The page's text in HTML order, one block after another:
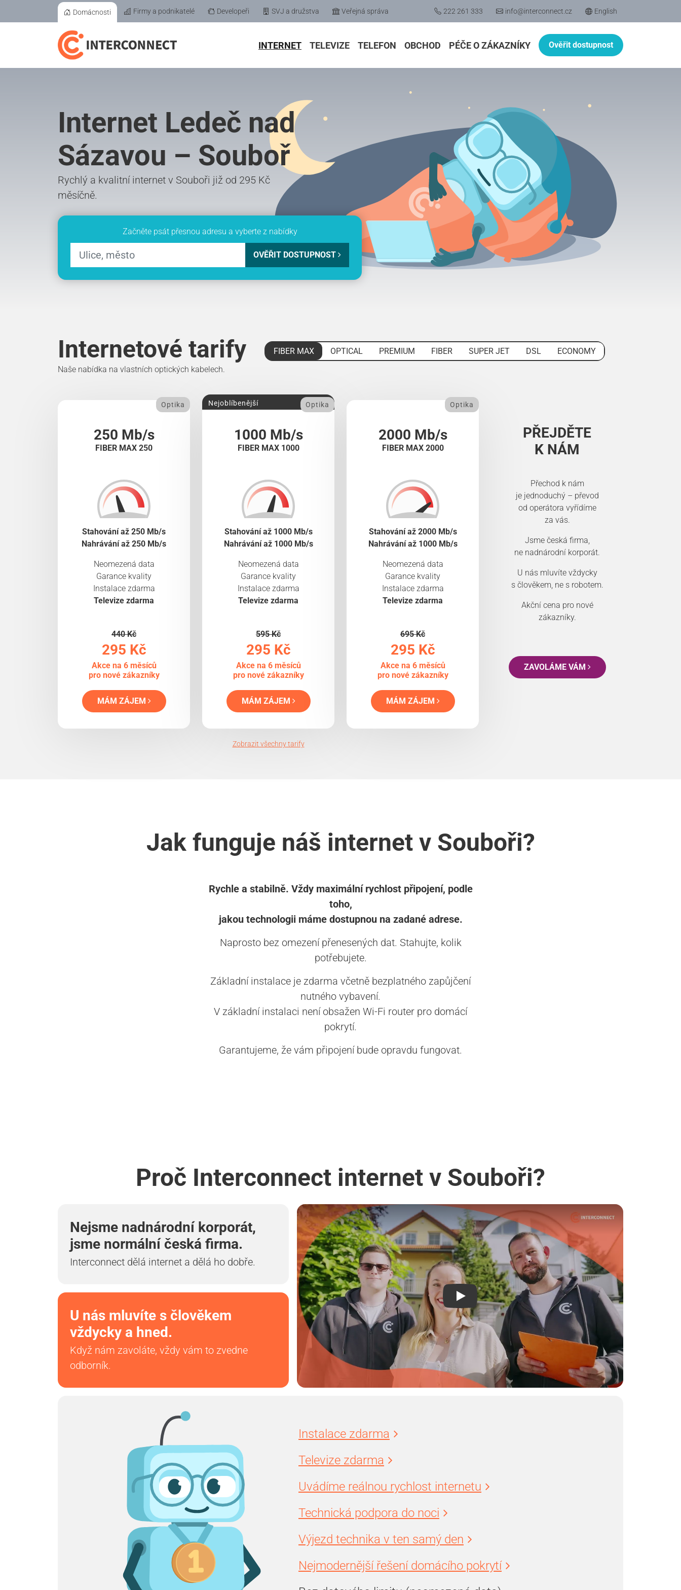
Domácnosti Firmy a podnikatelé Developeři SVJ a družstva Veřejná správa 222 261 333 info@interconnect.cz English
INTERNET TELEVIZE TELEFON OBCHOD PÉČE O ZÁKAZNÍKY Ověřit dostupnost
Internet Ledeč nad
Sázavou – Souboř
Rychlý a kvalitní internet v Souboři již od 295 Kč
měsíčně.
Začněte psát přesnou adresu a vyberte z nabídky
OVĚŘIT DOSTUPNOST
Internetové tarify FIBER MAX OPTICAL PREMIUM FIBER SUPER JET DSL
ECONOMY
Naše nabídka na vlastních optických kabelech.
250 Mb/s
FIBER MAX 250
Optika
Stahování až 250 Mb/s
Nahrávání až 250 Mb/s
Neomezená data
Garance kvality
Instalace zdarma
Televize zdarma
440 Kč
295 Kč
Akce na 6 měsíců
pro nové zákazníky
MÁM ZÁJEM
1000 Mb/s
FIBER MAX 1000
Nejoblíbenější Optika
Stahování až 1000 Mb/s
Nahrávání až 1000 Mb/s
Neomezená data
Garance kvality
Instalace zdarma
Televize zdarma
595 Kč
295 Kč
Akce na 6 měsíců
pro nové zákazníky
MÁM ZÁJEM
2000 Mb/s
FIBER MAX 2000
Optika
Stahování až 2000 Mb/s
Nahrávání až 1000 Mb/s
Neomezená data
Garance kvality
Instalace zdarma
Televize zdarma
695 Kč
295 Kč
Akce na 6 měsíců
pro nové zákazníky
MÁM ZÁJEM
PŘEJDĚTE
K NÁM
Přechod k nám
je jednoduchý – převod
od operátora vyřídíme
za vás.
Jsme česká firma,
ne nadnárodní korporát.
U nás mluvíte vždycky
s člověkem, ne s robotem.
Akční cena pro nové
zákazníky.
ZAVOLÁME VÁM
Zobrazit všechny tarify
Jak funguje náš internet v Souboři?
Rychle a stabilně. Vždy maximální rychlost připojení, podle
toho,
jakou technologii máme dostupnou na zadané adrese.
Naprosto bez omezení přenesených dat. Stahujte, kolik
potřebujete.
Základní instalace je zdarma včetně bezplatného zapůjčení
nutného vybavení.
V základní instalaci není obsažen Wi-Fi router pro domácí
pokrytí.
Garantujeme, že vám připojení bude opravdu fungovat.
Proč Interconnect internet v Souboři?
Nejsme nadnárodní korporát,
jsme normální česká firma.
Interconnect dělá internet a dělá ho dobře.
U nás mluvíte s člověkem
vždycky a hned.
Když nám zavoláte, vždy vám to zvedne
odborník.
Instalace zdarma
Televize zdarma
Uvádíme reálnou rychlost internetu
Technická podpora do noci
Výjezd technika v ten samý den
Nejmodernější řešení domácího pokrytí